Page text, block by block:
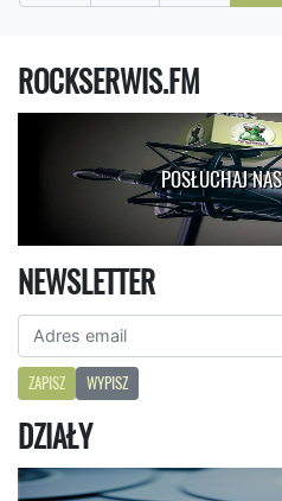
ROCKSERWIS.FM
POSŁUCHAJ
NEWSLETTER
ZAPISZ WYPISZ
DZIAŁY